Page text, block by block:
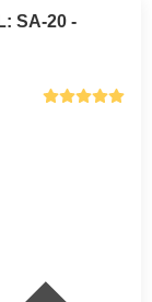
SA-20 -